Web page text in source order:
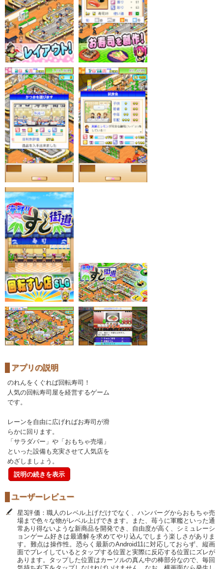
アプリの説明
のれんをくぐれば回転寿司！
人気の回転寿司屋を経営するゲーム
です。
レーンを自由に広げればお寿司が滑
らかに回ります。
「サラダバー」や「おもちゃ売場」
といった設備も充実させて人気店を
めざしましょう。
説明の続きを表示
ユーザーレビュー
星3評価：職人のレベル上げだけでなく、ハンバーグからおもちゃ売
場まで色々な物がレベル上げできます。また、苺うに軍艦といった通
常あり得ないような新商品を開発でき、自由度が高く、シミュレーシ
ョンゲーム好きは最適解を求めてやり込んでしまう楽しさがありま
す。難点は操作性。恐らく最新のAndroid11に対応しておらず、縦画
面でプレイしているとタップする位置と実際に反応する位置にズレが
あります。タップした位置はカーソルの真ん中の棒部分なので、毎回